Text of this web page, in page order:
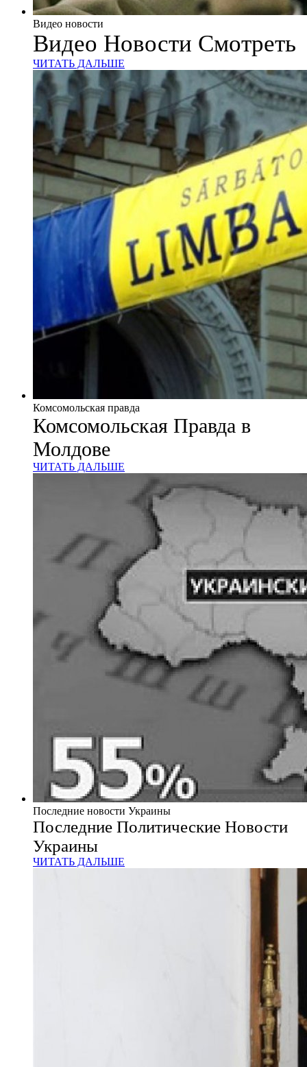
Видео новости
Видео Новости Смотреть
ЧИТАТЬ ДАЛЬШЕ
Комсомольская правда
Комсомольская Правда в
Молдове
ЧИТАТЬ ДАЛЬШЕ
Последние новости Украины
Последние Политические Новости
Украины
ЧИТАТЬ ДАЛЬШЕ